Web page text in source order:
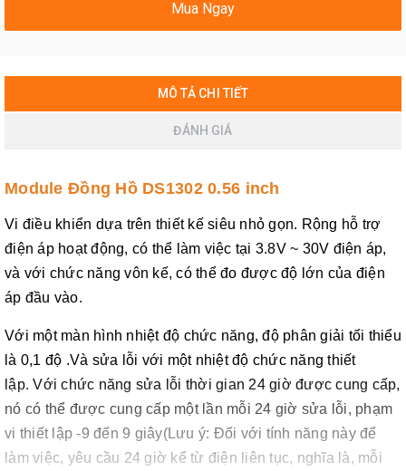
Mua Ngay
MÔ TẢ CHI TIẾT
ĐÁNH GIÁ
Module Đồng Hồ DS1302 0.56 inch
Vi điều khiển dựa trên thiết kế siêu nhỏ gọn. Rộng hỗ trợ
điện áp hoạt động, có thể làm việc tại 3.8V ~ 30V điện áp,
và với chức năng vôn kế, có thể đo được độ lớn của điện
áp đầu vào.
Với một màn hình nhiệt độ chức năng, độ phân giải tối thiểu
là 0,1 độ .Và sửa lỗi với một nhiệt độ chức năng thiết
lập.Với chức năng sửa lỗi thời gian 24 giờ được cung cấp,
nó có thể được cung cấp một lần mỗi 24 giờ sửa lỗi, phạm
vi thiết lập -9 đến 9 giây(Lưu ý: Đối với tính năng này để
làm việc, yêu cầu 24 giờ kể từ điện liên tục, nghĩa là, mỗi